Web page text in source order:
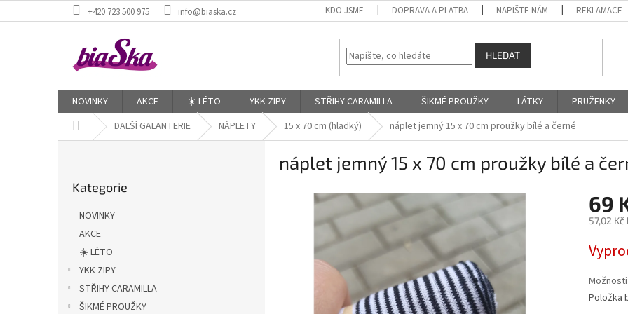
na
+420 723 500 975 info@biaska.cz KDO JSME DOPRAVA A PLATBA NAPIŠTE NÁM REKLAMACE
HLEDAT
NOVINKY AKCE ☀️ LÉTO YKK ZIPY STŘIHY CARAMILLA ŠIKMÉ PROUŽKY LÁTKY PRUŽENKY
Domů DALŠÍ GALANTERIE NÁPLETY 15 x 70 cm (hladký) náplet jemný 15 x 70 cm proužky bílé a černé
kategorie
Kategorie
NOVINKY
AKCE
☀️ LÉTO
YKK ZIPY
STŘIHY CARAMILLA
ŠIKMÉ PROUŽKY
náplet jemný 15 x 70 cm proužky bílé a
69
57,02 Kč
cena:
Položka